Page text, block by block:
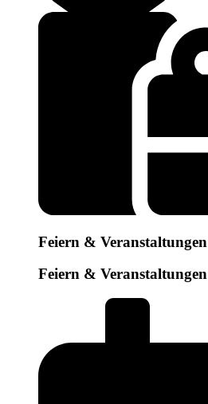
Feiern & Veranstaltungen
Feiern & Veranstaltungen